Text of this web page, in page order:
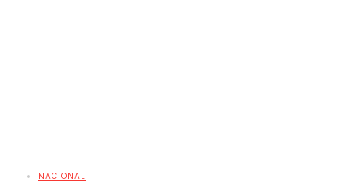
NACIONAL